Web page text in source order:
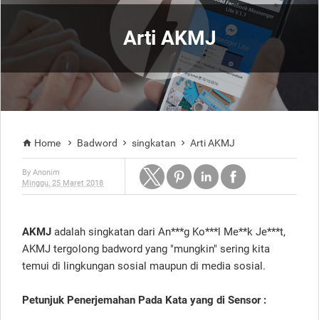
Arti AKMJ
 Home  Badword  singkatan  Arti AKMJ
By Anonim
Minggu, 25 Maret 2018
AKMJ adalah singkatan dari An***g Ko***l Me**k Je***t,
AKMJ tergolong badword yang "mungkin" sering kita
temui di lingkungan sosial maupun di media sosial.
Petunjuk Penerjemahan Pada Kata yang di Sensor :